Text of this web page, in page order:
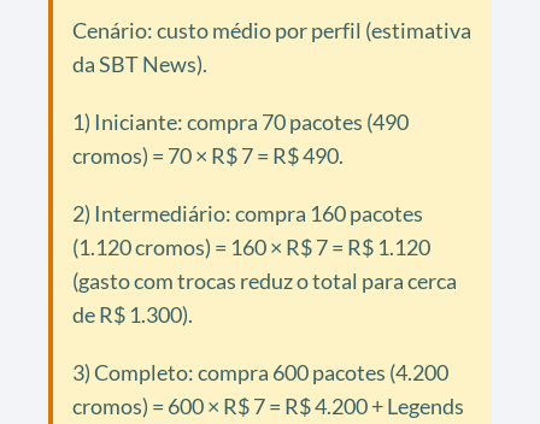
Cenário: custo médio por perfil (estimativa
da SBT News).
1) Iniciante: compra 70 pacotes (490
cromos) = 70 × R$ 7 = R$ 490.
2) Intermediário: compra 160 pacotes
(1.120 cromos) = 160 × R$ 7 = R$ 1.120
(gasto com trocas reduz o total para cerca
de R$ 1.300).
3) Completo: compra 600 pacotes (4.200
cromos) = 600 × R$ 7 = R$ 4.200 + Legends